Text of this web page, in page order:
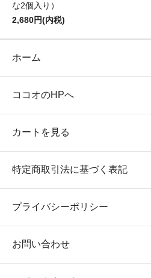
な2個入り）
2,680円(内税)
ホーム
ココオのHPへ
カートを見る
特定商取引法に基づく表記
プライバシーポリシー
お問い合わせ